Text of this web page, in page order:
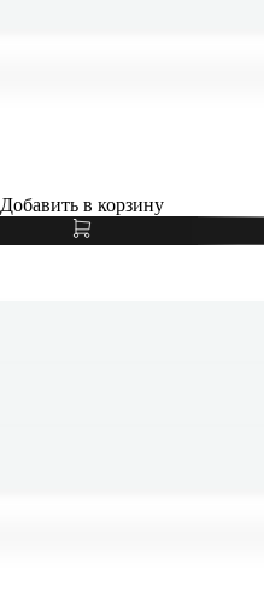
Добавить в корзину